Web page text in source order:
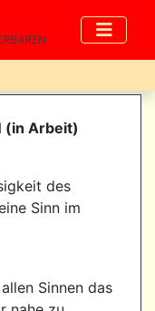
(in Arbeit)
des
Sinn im
Sinnen das